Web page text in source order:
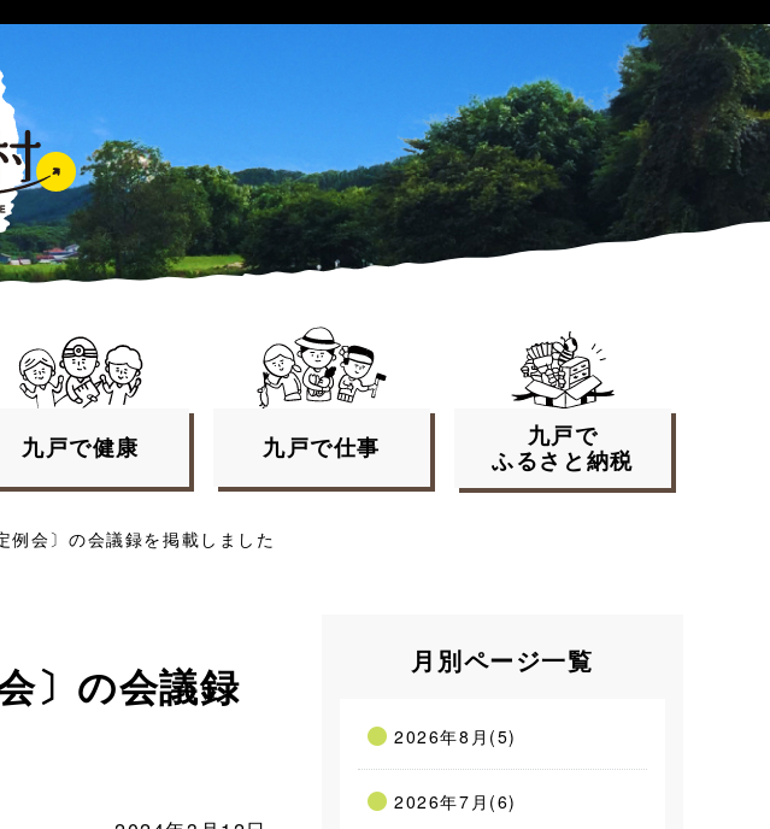
九戸で健康 九戸で仕事
九戸で
ふるさと納税
会〕の会議録を掲載しました
〕の会議録
月別ページ一覧
2026年8月(5)
2026年7月(6)